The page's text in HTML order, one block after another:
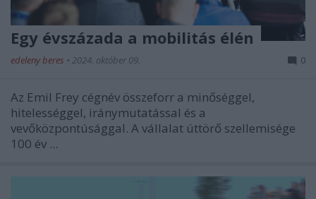
Egy évszázada a mobilitás élén
edeleny beres • 2024. október 09. 0
Az Emil Frey cégnév összeforr a minőséggel,
hitelességgel, iránymutatással és a
vevőközpontúsággal. A vállalat úttörő szellemisége
100 év ...